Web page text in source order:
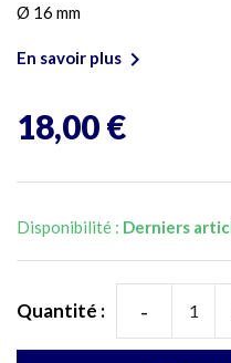
Ø 16 mm
En savoir plus 
18,00 €
Disponibilité : Derniers
Quantité : -